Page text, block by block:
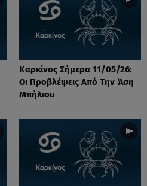
Καρκίνος Σήμερα 11/05/26:
Οι Προβλέψεις Από Την Άση
Μπήλιου